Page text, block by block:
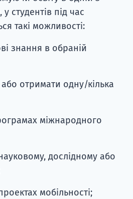
студентів під час
такі можливості:
знання в обраній
отримати одну/кілька
міжнародного
дослідному або
мобільності;